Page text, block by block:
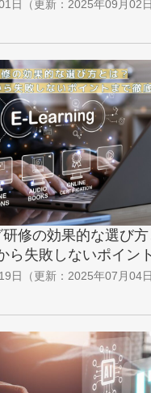
日 （更新： 2025年09月02日
修の効果的な選び
ら失敗しないポイン
日 （更新： 2025年07月04日